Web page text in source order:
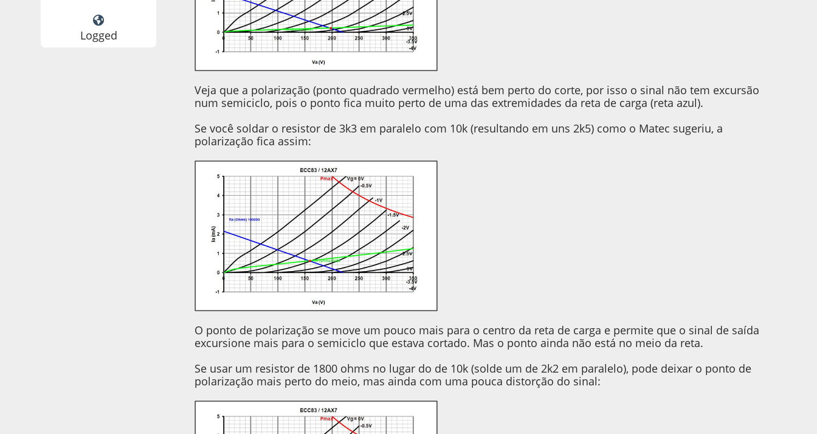
Logged
Veja que a polarização (ponto quadrado vermelho) está bem perto do corte, por isso o sinal não tem excursão
num semiciclo, pois o ponto fica muito perto de uma das extremidades da reta de carga (reta azul).
Se você soldar o resistor de 3k3 em paralelo com 10k (resultando em uns 2k5) como o Matec sugeriu, a
polarização fica assim:
O ponto de polarização se move um pouco mais para o centro da reta de carga e permite que o sinal de saída
excursione mais para o semiciclo que estava cortado. Mas o ponto ainda não está no meio da reta.
Se usar um resistor de 1800 ohms no lugar do de 10k (solde um de 2k2 em paralelo), pode deixar o ponto de
polarização mais perto do meio, mas ainda com uma pouca distorção do sinal: